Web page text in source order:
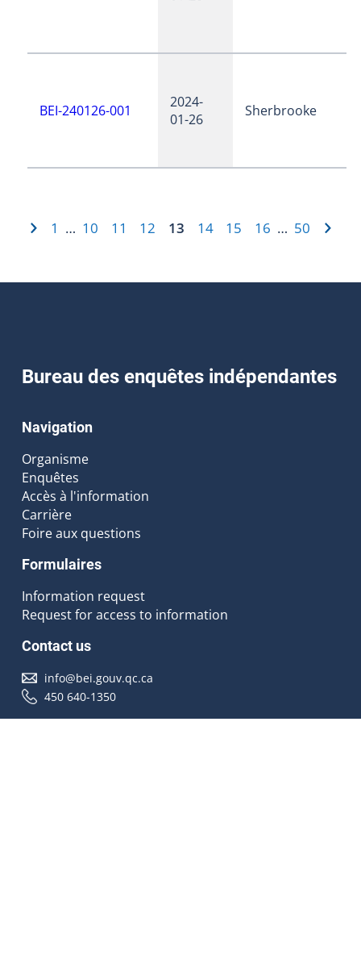
BEI-240126-001
2024-
01-26
Sherbrooke
1 … 10 11 12 13 14 15 16 … 50
Bureau des enquêtes indépendantes
Navigation
Organisme
Enquêtes
Accès à l'information
Carrière
Foire aux questions
Formulaires
Information request
Request for access to information
Contact us
info@bei.gouv.qc.ca
450 640-1350